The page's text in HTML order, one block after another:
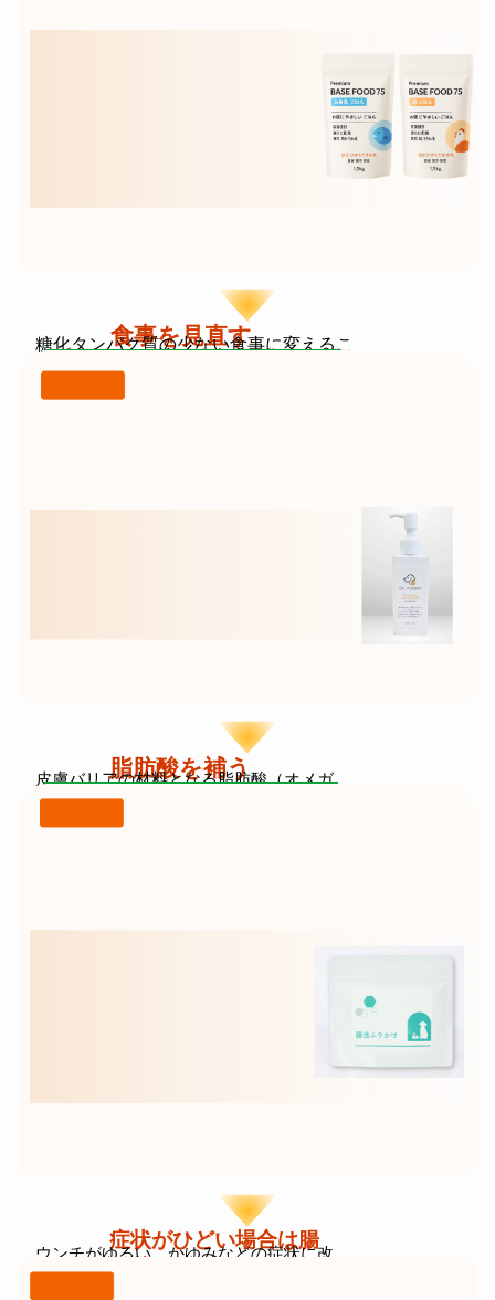
STEP ① 食事を見直す
糖化タンパク質の少ない食事に変えるこ
とで腸への
負担を減らし、脂肪酸の吸収改善を目指
■ ベースフード75
を抑えたドッグフード
ベースフード75 の成分・購入ペー
STEP ② 脂肪酸を補う
皮膚バリアの材料となる脂肪酸（オメガ
3・オメガ6）を 毎日の食事にかけるだけ
で効率よく補えます。
■ バランスオイル
・オメガ3・オメガ6を適切に配
合
皮膚バリアをサポート
バランスオイル の成分・購入ペー
症状がひどい場合は腸
を整える
ウンチがゆるい。かゆみなどの症状に改
善が遅いと 感じたら『腸活ふりかけ』追
■ 腸活ふりかけ
・腸内環境を整え、